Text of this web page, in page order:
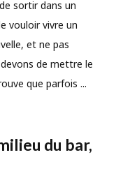
sortir dans un
vouloir vivre un
et ne pas
de mettre le
que parfois ...
du bar,